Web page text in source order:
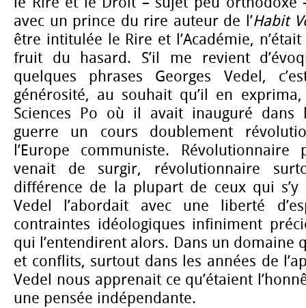
avec un prince du rire auteur de l’Habit
être intitulée le Rire et l’Académie,
fruit du hasard. S’il me revient
quelques phrases Georges Vedel,
générosité, au souhait qu’il en
Sciences Po où il avait inauguré dans
guerre un cours doublement
l’Europe communiste.
venait de surgir, révolutionnaire
différence de la plupart de ceux qui s’y
Vedel l’abordait avec une liberté
contraintes idéologiques infiniment
qui l’entendirent alors. Dans un domaine
et conflits, surtout dans les années de
Vedel nous apprenait ce qu’étaient
une pensée indépendante.